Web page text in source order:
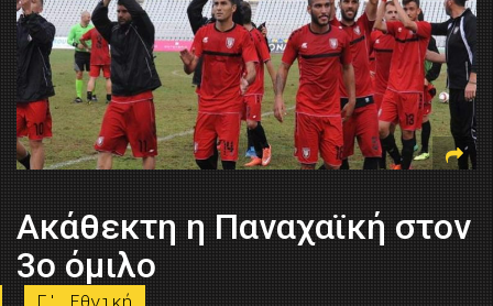
Ακάθεκτη η Παναχαϊκή στον
3ο όμιλο
Γ' Εθνική